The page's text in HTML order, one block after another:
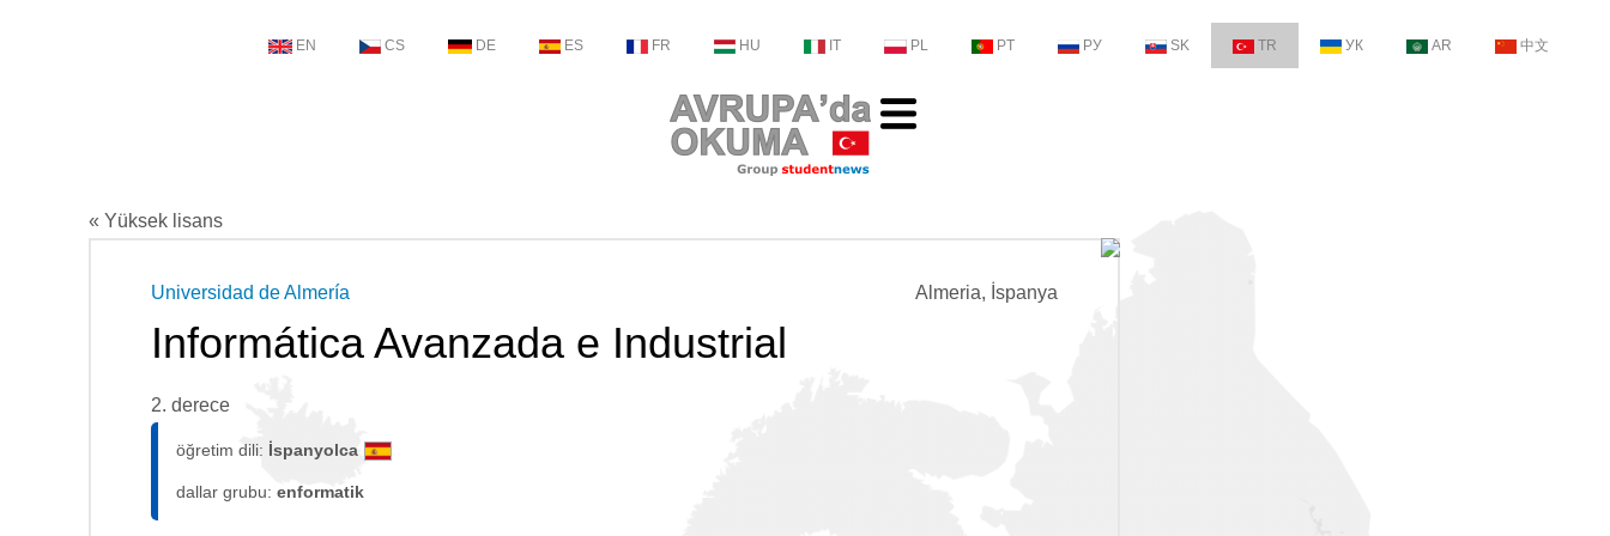
EN CS DE ES FR HU IT PL PT РУ SK TR УК AR 中文
« Yüksek lisans
Almeria, İspanya
Universidad de Almería
Informática Avanzada e Industrial
2. derece
öğretim dili: İspanyolca
dallar grubu: enformatik